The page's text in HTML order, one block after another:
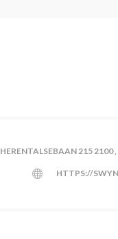
HERENTALSEBAAN 215 2100
HTTPS://